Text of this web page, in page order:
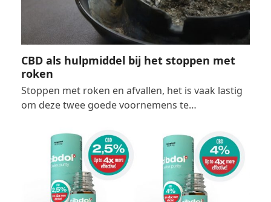
CBD als hulpmiddel bij het stoppen met
roken
Stoppen met roken en afvallen, het is vaak lastig
om deze twee goede voornemens te…